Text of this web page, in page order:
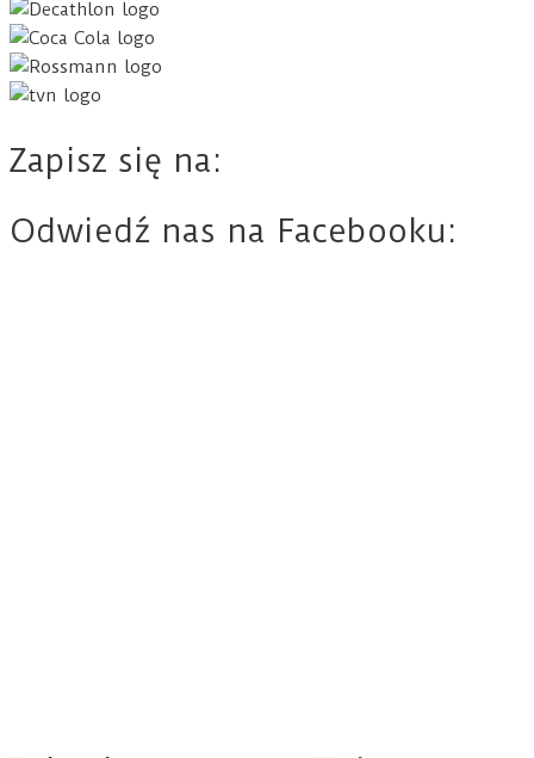
Zapisz się na:
Odwiedź nas na Facebooku: